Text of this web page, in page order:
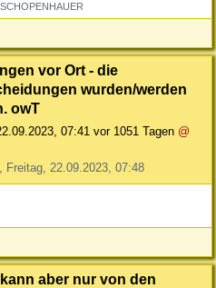
vor Ort - die
wurden/werden
owT
07:41 vor 1051 Tagen @
Freitag, 22.09.2023, 07:48
aber nur von den